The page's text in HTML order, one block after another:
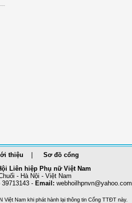
thiệu
Sơ đồ cổng
Liên hiệp Phụ nữ Việt Nam
- Hà Nội - Việt Nam
39713143 - Email: webhoilhpnvn@yahoo.com
Việt Nam khi phát hành lại thông tin Cổng TTĐT này.